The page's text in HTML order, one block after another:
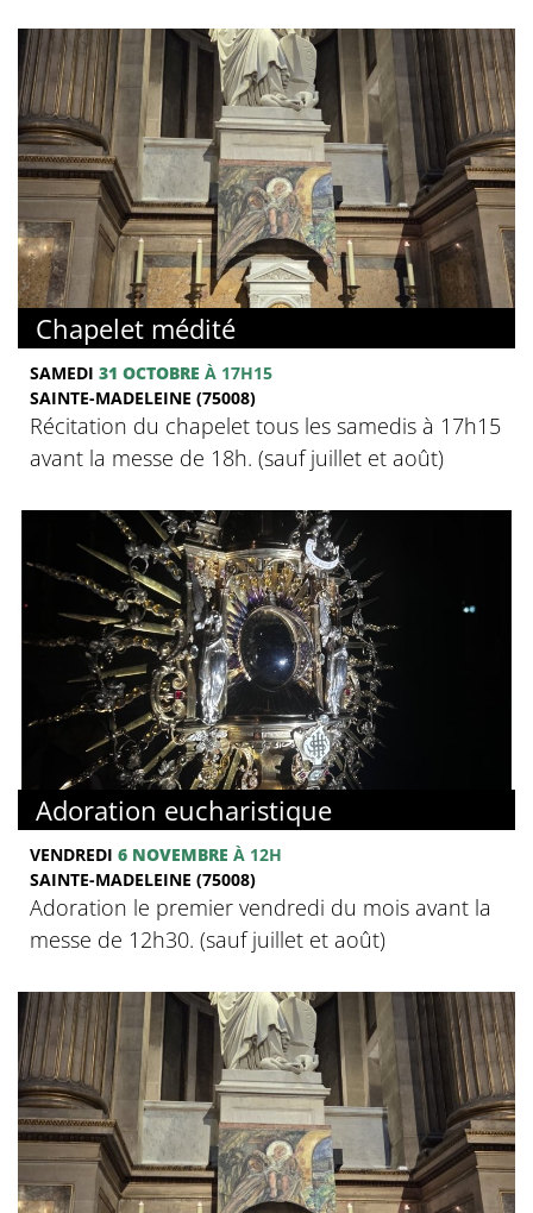
Chapelet médité
SAMEDI 31 OCTOBRE À 17H15
SAINTE-MADELEINE (75008)
Récitation du chapelet tous les samedis à 17h15
avant la messe de 18h. (sauf juillet et août)
Adoration eucharistique
VENDREDI 6 NOVEMBRE À 12H
SAINTE-MADELEINE (75008)
Adoration le premier vendredi du mois avant la
messe de 12h30. (sauf juillet et août)